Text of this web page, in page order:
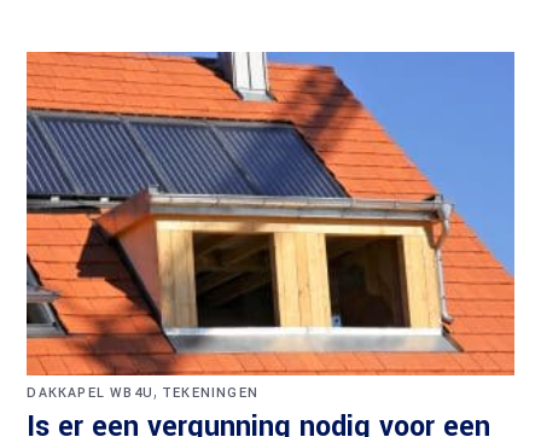
DAKKAPEL WB4U, TEKENINGEN
Is er een vergunning nodig voor een